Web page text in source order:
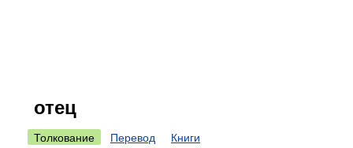
отец
Толкование Перевод Книги